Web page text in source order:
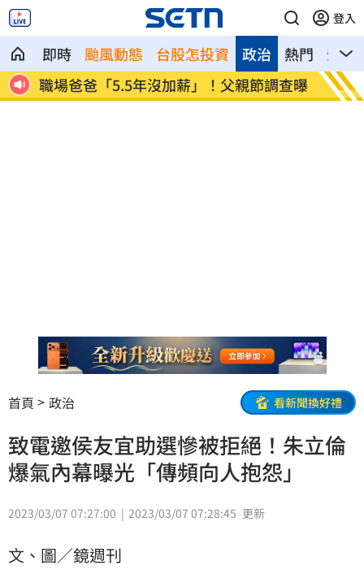
登入
即時 颱風動態 台股怎投資 熱門 影音
政治
曝 蘋果砍價失敗！長鑫存儲靠2底氣拒降價 掃把
首頁 政治 看新聞換好禮
致電邀侯友宜助選慘被拒絕！朱立倫
爆氣內幕曝光「傳頻向人抱怨」
2023/03/07 07:27:00 2023/03/07 07:28:45 更新
文、圖／鏡週刊